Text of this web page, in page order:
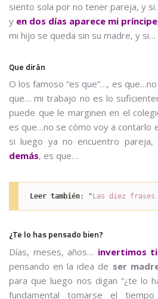
siento sola por no tener pareja, y
y en dos días aparece mi príncipe
mi hijo se queda sin su madre, y si…
Que dirán
O los famoso “es que”…, es
que… mi trabajo no es lo
puede que le marginen en el
es que…no se cómo voy a contarlo
si luego ya no encuentro pareja,
demás, es que…
Leer también: " Las diez frases
¿Te lo has pensado bien?
Días, meses, años… invertimos
pensando en la idea de ser
para que luego nos digan “¿te lo
fundamental tomarse el